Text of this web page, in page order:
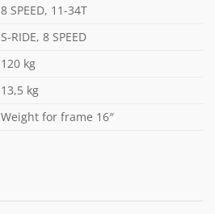
8 SPEED, 11-34T
S-RIDE, 8 SPEED
120 kg
13,5 kg
Weight for frame 16″